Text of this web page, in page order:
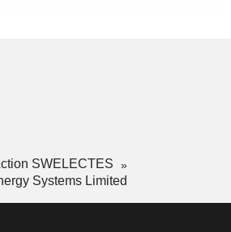
SWELECTES
Systems Limited